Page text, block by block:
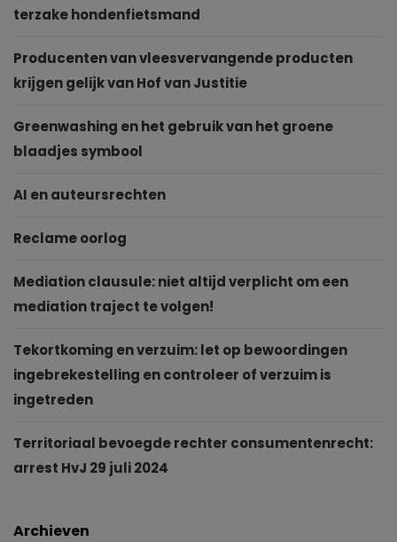
terzake hondenfietsmand
Producenten van vleesvervangende producten
krijgen gelijk van Hof van Justitie
Greenwashing en het gebruik van het groene
blaadjes symbool
AI en auteursrechten
Reclame oorlog
Mediation clausule: niet altijd verplicht om een
mediation traject te volgen!
Tekortkoming en verzuim: let op bewoordingen
ingebrekestelling en controleer of verzuim is
ingetreden
Territoriaal bevoegde rechter consumentenrecht:
arrest HvJ 29 juli 2024
Archieven